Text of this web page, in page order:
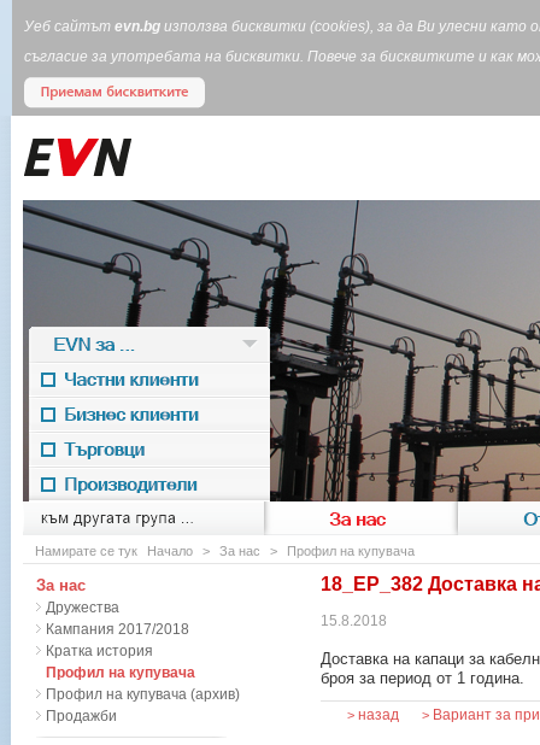
Уеб сайтът evn.bg използва бисквитки (cookies), за да Ви улесни
съгласие за употребата на бисквитки. Повече за бисквитките и
към другата група ... За нас
EVN for
EVN за ...
Частни клиенти
Бизнес клиенти
Търговци
Производители
Намирате се тук Начало > За нас > Профил на купувача
18_ЕР_382 Доставка
15.8.2018
Доставка на капаци за
броя за период от 1 година.
> назад > Вариант за
За нас
Дружества
Кампания 2017/2018
Кратка история
Профил на купувача
Профил на купувача (архив)
Продажби